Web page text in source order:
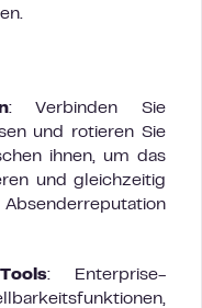
: Verbinden Sie
und rotieren Sie
ihnen, um das
und gleichzeitig
: Enterprise-